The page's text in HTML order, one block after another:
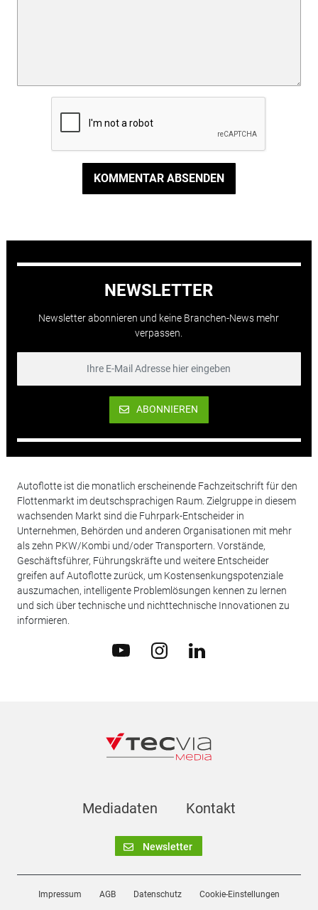
KOMMENTAR ABSENDEN
NEWSLETTER
Newsletter abonnieren und keine Branchen-News mehr
verpassen.
ABONNIEREN
Autoflotte ist die monatlich erscheinende Fachzeitschrift für den
Flottenmarkt im deutschsprachigen Raum. Zielgruppe in diesem
wachsenden Markt sind die Fuhrpark-Entscheider in
Unternehmen, Behörden und anderen Organisationen mit mehr
als zehn PKW/Kombi und/oder Transportern. Vorstände,
Geschäftsführer, Führungskräfte und weitere Entscheider
greifen auf Autoflotte zurück, um Kostensenkungspotenziale
auszumachen, intelligente Problemlösungen kennen zu lernen
und sich über technische und nichttechnische Innovationen zu
informieren.
Mediadaten Kontakt
Newsletter
Impressum AGB Datenschutz Cookie-Einstellungen